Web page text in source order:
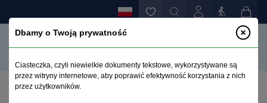
Dbamy o Twoją prywatność
Ciasteczka, czyli niewielkie dokumenty tekstowe, wykorzystywane są
przez witryny internetowe, aby poprawić efektywność korzystania z nich
przez użytkowników.